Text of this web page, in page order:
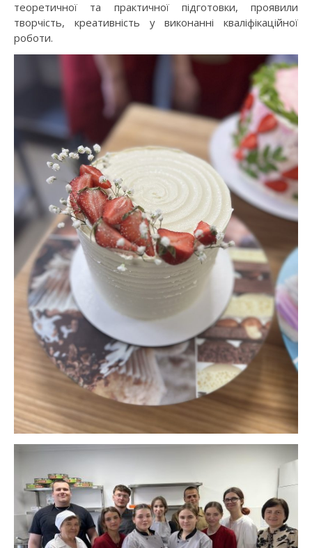
теоретичної та практичної підготовки, проявили
творчість, креативність у виконанні кваліфікаційної
роботи.